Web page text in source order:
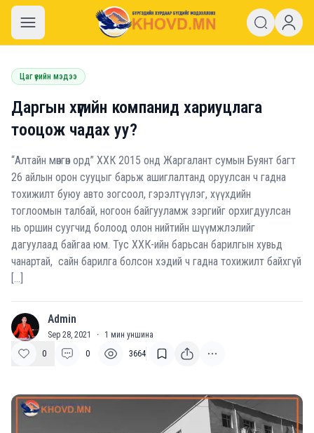
khovd.mn
Цаг үеийн мэдээ
Даргын хүүгийн компанид хариуцлага
тооцож чадах уу?
“Алтайн мөнгөн орд” ХХК 2015 онд Жаргалант сумын Буянт багт
26 айлын орон сууцыг барьж ашиглалтанд оруулсан ч гадна
тохижилт буюу авто зогсоол, гэрэлтүүлэг, хүүхдийн
тоглоомын талбай, ногоон байгууламж зэргийг орхигдуулсан
нь оршин суугчид болоод олон нийтийн шүүмжлэлийг
дагуулаад байгаа юм. Тус ХХК-ийн барьсан барилгын хувьд
чанартай, сайн барилга болсон хэдий ч гадна тохижилт байхгүй
[…]
A Admin
Sep 28, 2021 · 1 мин уншина
0
0 3664